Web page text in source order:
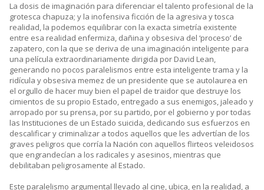
La dosis de imaginación para diferenciar el talento profesional de la
grotesca chapuza; y la inofensiva ficción de la agresiva y tosca
realidad, la podemos equilibrar con la exacta simetría existente
entre esa realidad enfermiza, dañina y obsesiva del ‘proceso’ de
zapatero, con la que se deriva de una imaginación inteligente para
una película extraordinariamente dirigida por David Lean,
generando no pocos paralelismos entre esta inteligente trama y la
ridícula y obsesiva memez de un presidente que se autolaurea en
el orgullo de hacer muy bien el papel de traidor que destruye los
cimientos de su propio Estado, entregado a sus enemigos, jaleado y
arropado por su prensa, por su partido, por el gobierno y por todas
las Instituciones de un Estado suicida, dedicando sus esfuerzos en
descalificar y criminalizar a todos aquellos que les advertían de los
graves peligros que corría la Nación con aquellos flirteos veleidosos
que engrandecían a los radicales y asesinos, mientras que
debilitaban peligrosamente al Estado.
Este paralelismo argumental llevado al cine, ubica, en la realidad, a